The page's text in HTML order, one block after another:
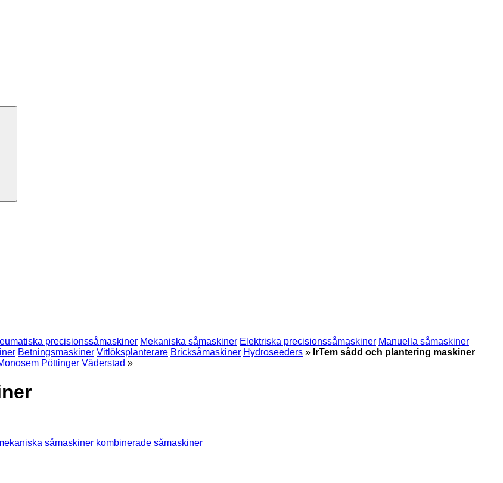
precisionssåmaskiner Mekaniska såmaskiner Elektriska precisionssåmaskiner Manuella såmaskiner
Betningsmaskiner Vitlöksplanterare Bricksåmaskiner Hydroseeders » IrTem sådd och plantering maskiner
Pöttinger Väderstad »
såmaskiner kombinerade såmaskiner